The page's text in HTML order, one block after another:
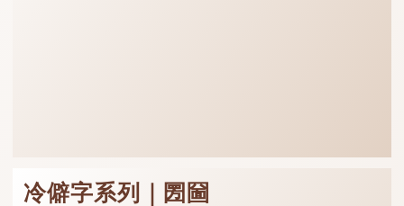
冷僻字系列｜圐圙